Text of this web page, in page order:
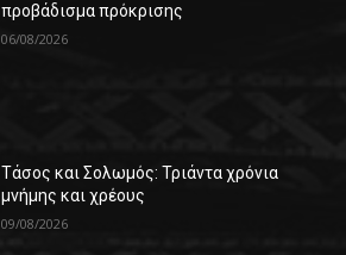
προβάδισμα πρόκρισης
06/08/2026
Τάσος και Σολωμός: Τριάντα χρόνια
μνήμης και χρέους
09/08/2026